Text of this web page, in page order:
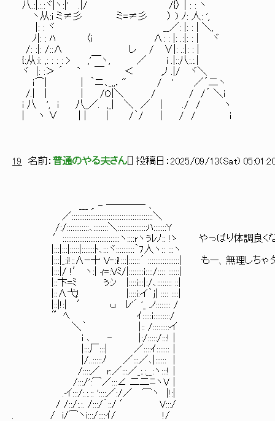
八.:|.:.:ヾ|ヽ:|' .|/ /{〉 | : : ヽ
ヽ从:i ミ≠彡 ミ=≠彡 〉 ) ﾉ: 人: ',
|: : ヾ __／: |: : | ＼,
ﾉ|: : ﾊ 〈i ∧: : |: .:|: : | ヾ
/: :|: /::∧ し / ∨|: .:|: : |
{:从:i: ,: : : : > ,'￣ヽ, ／ i .|::八:.:.|
ヾ |: :＞ ´ ` ￣ ＜ ,ﾉ .|/ ヾ＼
ｉ⌒| | ｀ニ､_,,．" / ' ／´二ヽ
/.| | | /O|＼ / / /´ ＼i
i 八 ', i 八_／. ,_| ＼ ／ | ./ / ヽ
| ヽ ∨ | | | /｀/ | / / i
19 名前： 普通のやる夫さん ] 投稿日： 2025/09/13(Sat)
___ ,. - ──── ､
／::::::::::::::::::::::::::::::::::::::::::::＼
/:/::::::::::::､::::::::＼::::::::::::::::ﾊ:::::::Y
′:::::::::::::::::::::::::::::::ヽ::::rヽぅﾚﾉ:: !ゝ やっぱり体調良くな
|:::|:::|:::::|:::::::ﾄ､:::ヾ::::::::::｀7人ヽ:: :::ヽ
|:::|_:i!::∧ｰ十 V‐:i!:::|::::::´ :::::::::::::::::| もー、無理しちゃダ
|:::|/ !′ ヽ:| ｨ=:Vﾐ/|::::::::i::::/:::: ::::::|
|::卞=ﾐ ぅ:ﾝ |::::i:::|:/､:::::::: ::|
|::∧弋! |::::i:イ｀j| :::: ::::|
|::|!:| ′ ｕ ﾚ'´ '_ ノ:::::::: /
~ ﾍ. ｲ:::::i:::::::::/
＼｀ |:: /:::::::::イ
i ､ - |:/:::::/:::! |
|:::厂:::| ／::::ｲ:::::::｜
|/..:::::ﾉ ／:::／､|:::::: ｜
/::::／ r.／:::／_:.:__:ヽ:::!｜
/:::/':⌒／:::∠ 二二ﾆヽV｜
.イ:::/:.:.:: '::::／:/／ ⌒ヽ |!:|
/ /::/:.:. /:::/´::/ ′ V:::/
. / i/⌒ヽi:::/::::ｲ/ !/